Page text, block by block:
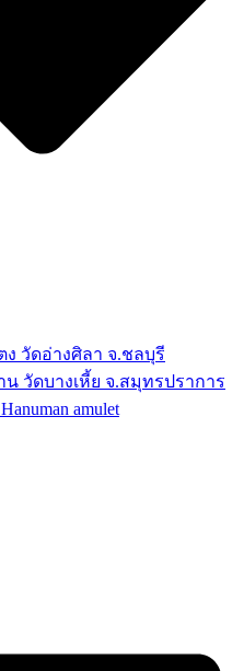
ง วัดอ่างศิลา จ.ชลบุรี
น วัดบางเหี้ย จ.สมุทรปราการ
amulet